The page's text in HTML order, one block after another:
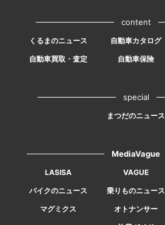
content
くるまのニュース 自動車カタログ
自動車買取・査定
自動車保険
special
まつだのニュース
MediaVague
LASISA VAGUE
バイクのニュース
乗りものニュース
マグミクス
オトナンサー